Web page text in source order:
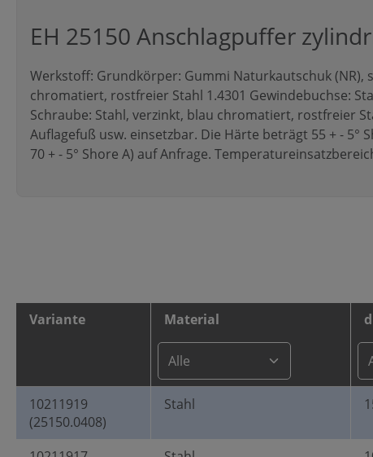
EH 25150 Anschlagpuffer
Werkstoff: Grundkörper: Gummi Naturkautschuk (NR),
chromatiert, rostfreier Stahl 1.4301 Gewindebuchse:
Schraube: Stahl, verzinkt, blau chromatiert, rostfreier
Auflagefuß usw. einsetzbar. Die Härte beträgt 55 + - 5°
70 + - 5° Shore A) auf Anfrage.
Variante Material
10211919
(25150.0408)
Stahl